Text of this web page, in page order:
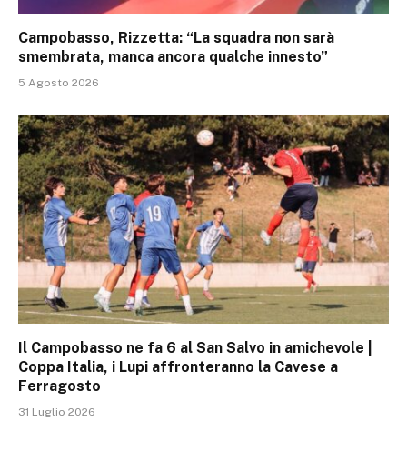
Campobasso, Rizzetta: “La squadra non sarà
smembrata, manca ancora qualche innesto”
5 Agosto 2026
Il Campobasso ne fa 6 al San Salvo in amichevole |
Coppa Italia, i Lupi affronteranno la Cavese a
Ferragosto
31 Luglio 2026